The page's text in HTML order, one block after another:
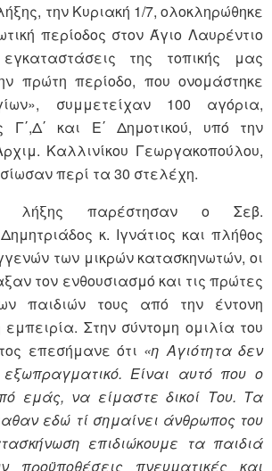
την Κυριακή 1/7, ολοκληρώθηκε
περίοδος στον Άγιο Λαυρέντιο
της τοπικής μας
πρώτη περίοδο, που ονομάστηκε
συμμετείχαν 100 αγόρια,
Γ΄,Δ΄ και Ε΄ Δημοτικού, υπό την
Καλλινίκου Γεωργακοπούλου,
περί τα 30 στελέχη.
λήξης παρέστησαν ο Σεβ.
κ. Ιγνάτιος και πλήθος
των μικρών κατασκηνωτών, οι
τον ενθουσιασμό και τις πρώτες
παιδιών τους από την έντονη
εμπειρία. Στην σύντομη ομιλία του
επεσήμανε ότι «η Αγιότητα δεν
εξωπραγματικό. Είναι αυτό που ο
εμάς, να είμαστε δικοί Του. Τα
εδώ τί σημαίνει άνθρωπος του
επιδιώκουμε τα παιδιά
πνευματικές και